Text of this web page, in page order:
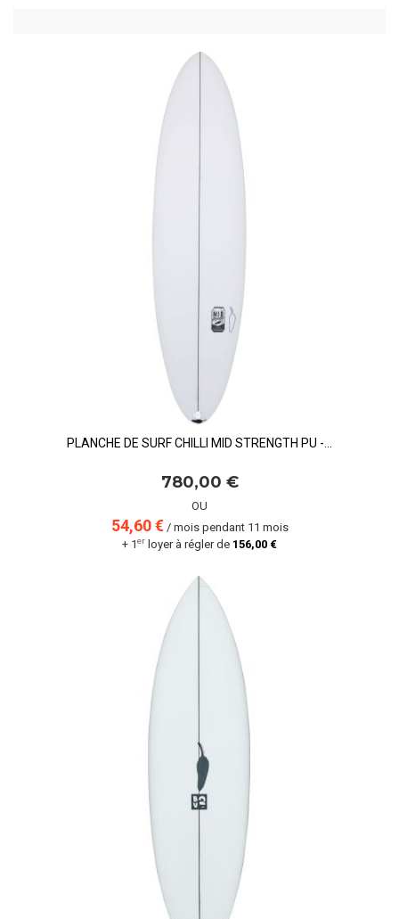
PLANCHE DE SURF CHILLI MID STRENGTH PU -...
780,00 €
OU
54,60 €/ mois pendant 11 mois
+ 1er loyer à régler de 156,00 €